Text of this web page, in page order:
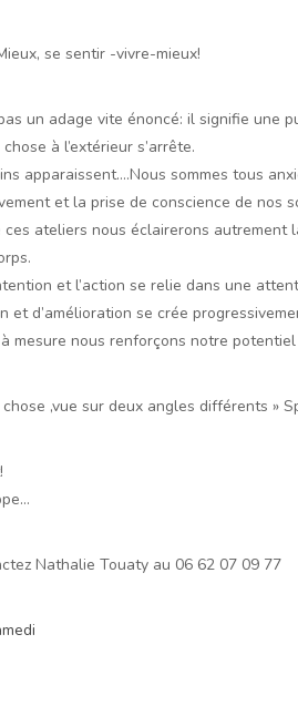
se sentir -vivre-mieux!
un adage vite énoncé: il signifie
à l’extérieur s’arrête.
apparaissent….Nous sommes tous
et la prise de conscience de nos
ateliers nous éclairerons
et l’action se relie dans une
d’amélioration se crée
mesure nous renforçons notre potentiel
,vue sur deux angles différents »
Nathalie Touaty au 06 62 07 09 77